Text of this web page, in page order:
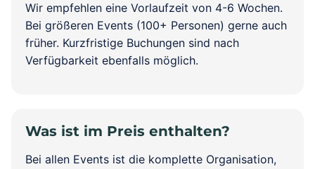
Wir empfehlen eine Vorlaufzeit von 4-6 Wochen.
Bei größeren Events (100+ Personen) gerne auch
früher. Kurzfristige Buchungen sind nach
Verfügbarkeit ebenfalls möglich.
Was ist im Preis enthalten?
Bei allen Events ist die komplette Organisation,